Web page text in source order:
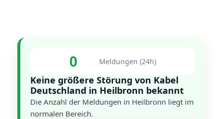
0 Meldungen (24h)
Keine größere Störung von Kabel
Deutschland in Heilbronn bekannt
Die Anzahl der Meldungen in Heilbronn liegt im
normalen Bereich.